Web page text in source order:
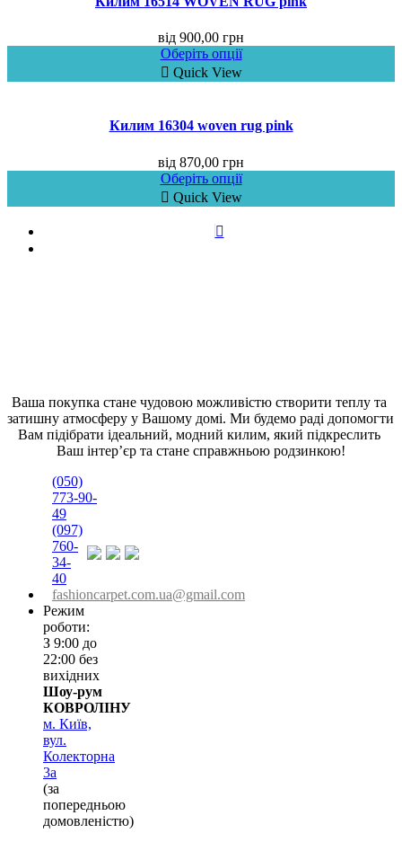
від 900,00 грн
Оберіть опції
Quick View
Килим 16304 woven rug pink
від 870,00 грн
Оберіть опції
Quick View
Ваша покупка стане чудовою можливістю створити теплу та
затишну атмосферу у Вашому домі. Ми будемо раді допомогти
Вам підібрати ідеальний, модний килим, який підкреслить
Ваш інтер’єр та стане справжньою родзинкою!
(050)
773-90-
49
(097)
760-
34-
40
fashioncarpet.com.ua@gmail.com
Режим
роботи:
З 9:00 до
22:00 без
вихідних
Шоу-рум
КОВРОЛІНУ
м. Київ,
вул.
Колекторна
3а
(за
попередньою
домовленістю)